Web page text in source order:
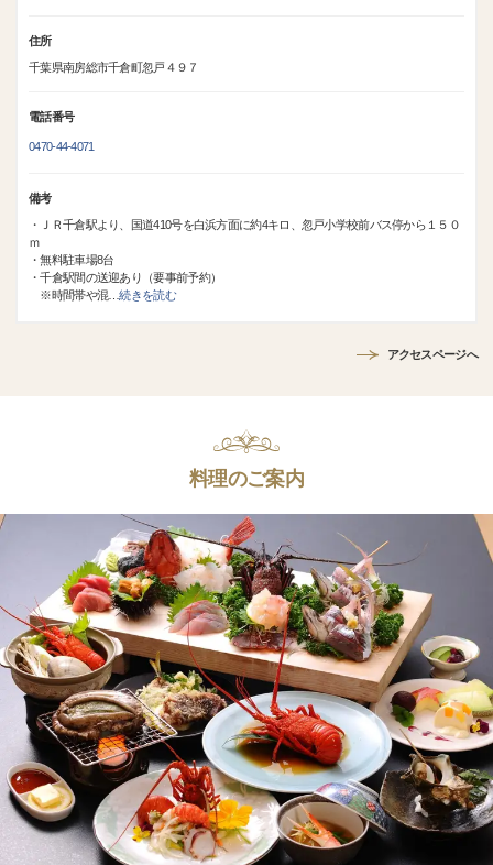
住所
千葉県南房総市千倉町忽戸４９７
電話番号
0470-44-4071
備考
・ＪＲ千倉駅より、国道410号を白浜方面に約4キロ、忽戸小学校前バス停から１５０
ｍ
・無料駐車場8台
・千倉駅間の送迎あり（要事前予約）
※時間帯や混 …続きを読む
アクセスページへ
料理のご案内